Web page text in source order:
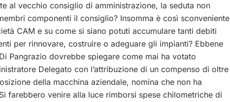
al vecchio consiglio di amministrazione, la seduta non
componenti il consiglio? Insomma è così sconveniente
CAM e su come si siano potuti accumulare tanti debiti
per rinnovare, costruire o adeguare gli impianti? Ebbene
Pangrazio dovrebbe spiegare come mai ha votato
Delegato con l’attribuzione di un compenso di oltre
della macchina aziendale, nomina che non ha
farebbero venire alla luce rimborsi spese chilometriche di